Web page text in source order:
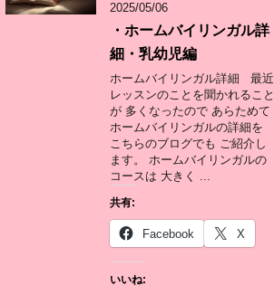
2025/05/06
・ホームバイリンガル詳
細・乳幼児編
ホームバイリンガル詳細 最近
レッスンのことを聞かれること
が 多くなったので あらためて
ホームバイリンガルの詳細を
こちらのブログでも ご紹介し
ます。 ホームバイリンガルの
コースは 大きく ...
共有:
Facebook X
いいね: